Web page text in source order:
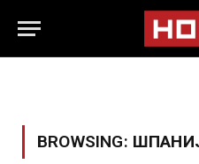
BROWSING: